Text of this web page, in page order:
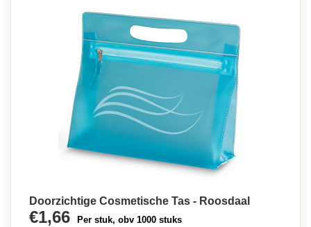
Doorzichtige Cosmetische Tas - Roosdaal
€1,66 Per stuk, obv 1000 stuks